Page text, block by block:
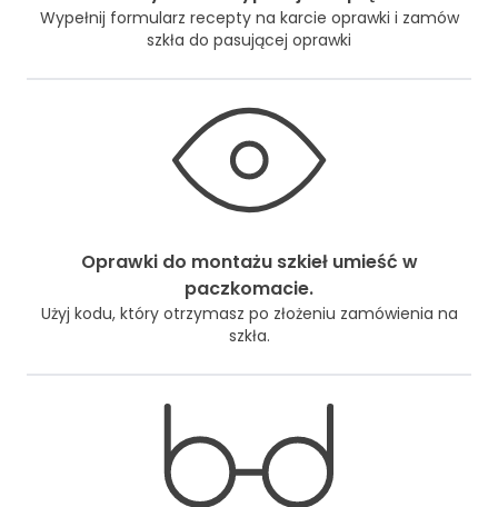
Wypełnij formularz recepty na karcie oprawki i zamów
szkła do pasującej oprawki
Oprawki do montażu szkieł umieść w
paczkomacie.
Użyj kodu, który otrzymasz po złożeniu zamówienia na
szkła.